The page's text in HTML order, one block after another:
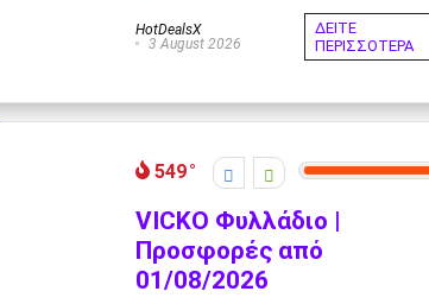
HotDealsX
3 August 2026
ΔΕΙΤΕ
ΠΕΡΙΣΣΟΤΕΡΑ
549
VICKO Φυλλάδιο |
Προσφορές από
01/08/2026